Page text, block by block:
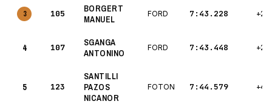
3 105
BORGERT
MANUEL
FORD 7:43.228
4 107
SGANGA
ANTONINO
FORD 7:43.448
5 123
SANTILLI
PAZOS
NICANOR
FOTON 7:44.579